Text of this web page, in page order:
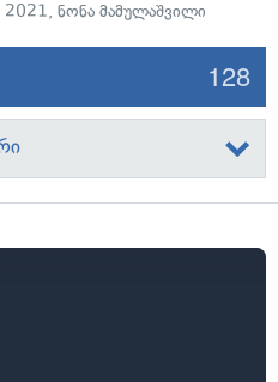
2021, ნონა მამულაშვილი
128